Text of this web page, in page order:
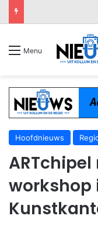
Menu
Hoofdnieuws
ARTchipel
workshop